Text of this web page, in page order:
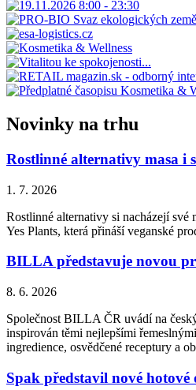
Novinky na trhu
Rostlinné alternativy masa i
1. 7. 2026
Rostlinné alternativy si nacházejí
Yes Plants, která přináší veganské
BILLA představuje novou
8. 6. 2026
Společnost BILLA ČR uvádí na
inspirován těmi nejlepšími
ingredience, osvědčené receptury a
Spak představil nové hotové